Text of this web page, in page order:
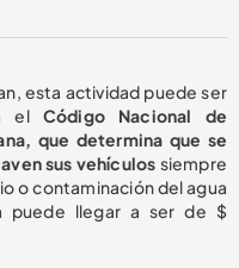
esta actividad puede ser
el Código Nacional de
que determina que se
sus vehículos siempre
o contaminación del agua
puede llegar a ser de $